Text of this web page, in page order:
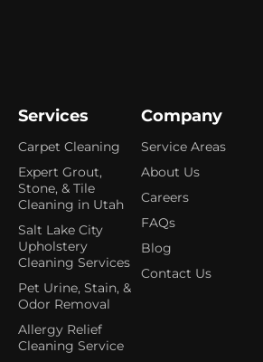
Services
Carpet Cleaning
Expert Grout,
Stone, & Tile
Cleaning in Utah
Salt Lake City
Upholstery
Cleaning Services
Pet Urine, Stain, &
Odor Removal
Allergy Relief
Cleaning Service
Company
Service Areas
About Us
Careers
FAQs
Blog
Contact Us